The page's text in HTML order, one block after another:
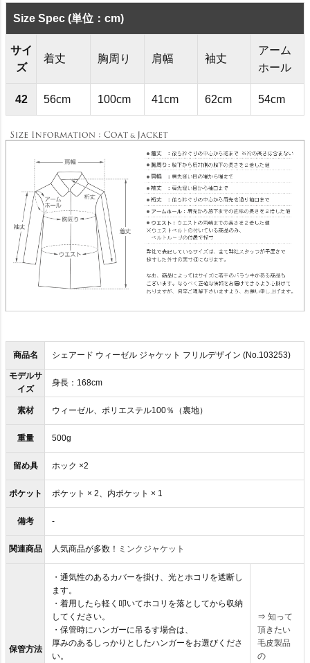
Size Spec (単位：cm)
サイ
ズ
着丈 胸周り 肩幅 袖丈
アーム
ホール
42 56cm 100cm 41cm 62cm 54cm
商品名 シェアード ウィーゼル ジャケット フリルデザイン (No.103253)
モデルサ
イズ
身長：168cm
素材 ウィーゼル、ポリエステル100％（裏地）
重量 500g
留め具 ホック ×2
ポケット ポケット × 2、内ポケット × 1
備考 -
関連商品 人気商品が多数！ ミンクジャケット
保管方法
・通気性のあるカバーを掛け、光とホコリを遮断し
ます。
・着用したら軽く叩いてホコリを落としてから収納
してください。
・保管時にハンガーに吊るす場合は、
厚みのあるしっかりとしたハンガーをお選びくださ
い。
⇒ 知って
頂きたい
毛皮製品
の